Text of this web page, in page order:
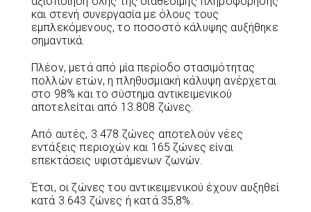
και στενή συνεργασία με όλους τους
εμπλεκόμενους, το ποσοστό κάλυψης αυξήθηκε
σημαντικά.
Πλέον, μετά από μία περίοδο στασιμότητας
πολλών ετών, η πληθυσμιακή κάλυψη ανέρχεται
στο 98% και το σύστημα αντικειμενικού
αποτελείται από 13.808 ζώνες.
Από αυτές, 3.478 ζώνες αποτελούν νέες
εντάξεις περιοχών και 165 ζώνες είναι
επεκτάσεις υφιστάμενων ζωνών.
Έτσι, οι ζώνες του αντικειμενικού έχουν αυξηθεί
κατά 3.643 ζώνες ή κατά 35,8%.